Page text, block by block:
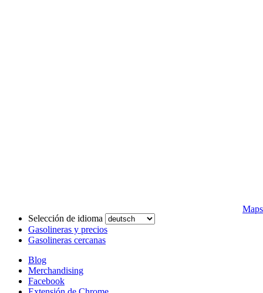
Maps
Selección de idioma
Gasolineras y precios
Gasolineras cercanas
Blog
Merchandising
Facebook